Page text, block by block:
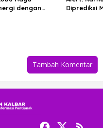
dengan
Diprediksi
Tambah Komentar